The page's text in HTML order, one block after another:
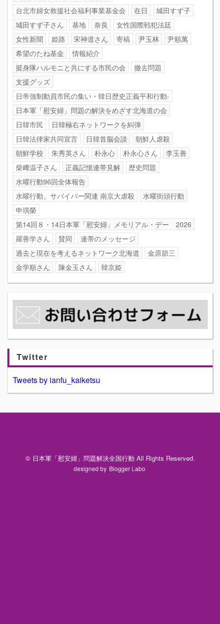
台北市婦女救援社会福利事業基金会
在日
城田すず子
城田すず子さん
基地 奈良
女性国際戦犯法廷
女性新聞
姫路 宋神道さん 寄稿 尹玉林
尹順萬
希望のたね基金
情報紹介
挺身隊ハルモニと共にする市民の会
撤去問題
支援グッズ
日帝強制動員市民の集い・韓日歴史正義平和行動-
日本軍「慰安婦」問題の解決をめざす北海道の会
日韓市民
日韓極右ネットワークを糾弾
日韓法律家共同宣言
日韓首脳会談
朝鮮人虐殺
朝鮮学校
朱秀英さん 朴永心 朴永心さん
李玉善
柴﨑温子さん
正義記憶連帯見解
歴史問題
水曜行動96回全体報告
水曜行動、サバイバー関連 南京大虐殺
水曜街頭行動
申琪榮
第14回８・14日本軍「慰安婦」メモリアル・デー 2026
羅善学さん
賛同
連帯のメッセージ
過去と現在を考えるネットワーク北海道
金原節三
金学順さん
陳金玉さん 韓京姫
Twitter
Tweets by ianfu_kaiketsu
© 日本軍「慰安婦」問題解決全国行動 All Rights Reserved.
designed by Blogger Labo